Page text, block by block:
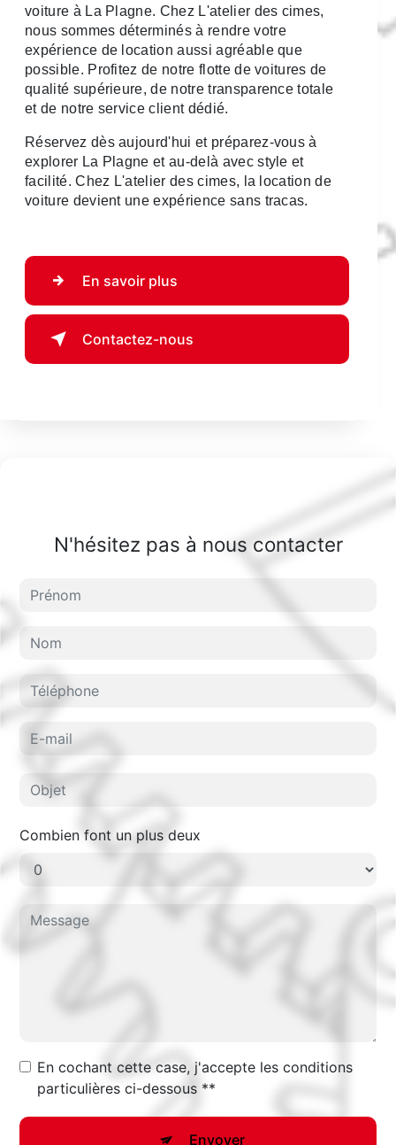
voiture à La Plagne. Chez L'atelier des cimes,
nous sommes déterminés à rendre votre
expérience de location aussi agréable que
possible. Profitez de notre flotte de voitures de
qualité supérieure, de notre transparence totale
et de notre service client dédié.
Réservez dès aujourd'hui et préparez-vous à
explorer La Plagne et au-delà avec style et
facilité. Chez L'atelier des cimes, la location de
voiture devient une expérience sans tracas.
En savoir plus
Contactez-nous
N'hésitez pas à nous contacter
Combien font un plus deux
En cochant cette case, j'accepte les conditions
particulières ci-dessous **
Envoyer